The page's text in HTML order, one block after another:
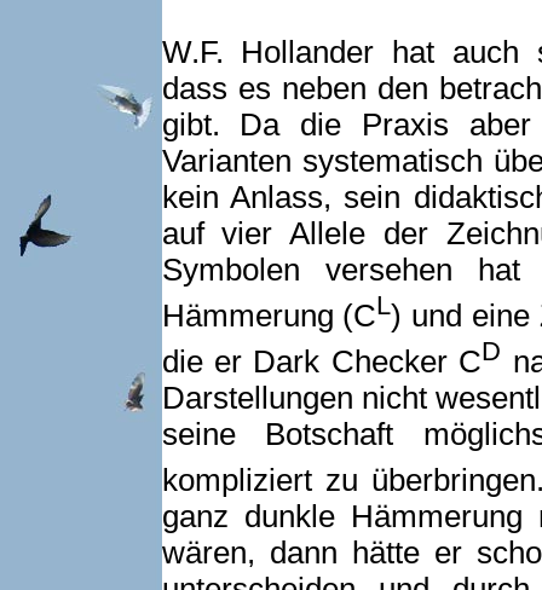
W.F. Hollander hat auch
dass es neben den
gibt. Da die Praxis
Varianten systematisch
kein Anlass, sein
auf vier Allele der
Symbolen versehen
Hämmerung (CL) und eine
die er Dark Checker CD
Darstellungen nicht
seine Botschaft
kompliziert zu
ganz dunkle Hämmerung
wären, dann hätte er